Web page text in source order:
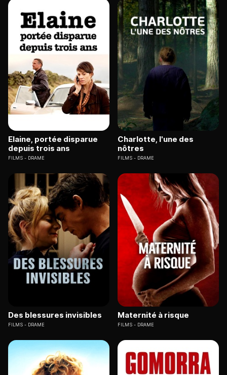
Elaine, portée disparue
depuis trois ans
FILMS DRAME
Charlotte, l'une des
nôtres
FILMS DRAME
Des blessures invisibles
FILMS DRAME
Maternité à risque
FILMS DRAME